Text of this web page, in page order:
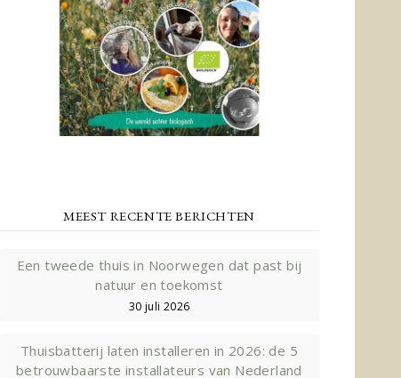
MEEST RECENTE BERICHTEN
Een tweede thuis in Noorwegen dat past bij
natuur en toekomst
30 juli 2026
Thuisbatterij laten installeren in 2026: de 5
betrouwbaarste installateurs van Nederland